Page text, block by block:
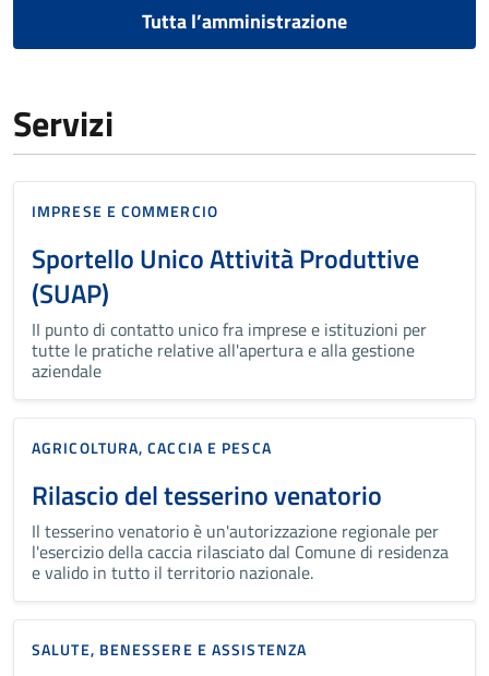
Tutta l’amministrazione
Servizi
IMPRESE E COMMERCIO
Sportello Unico Attività Produttive
(SUAP)
II punto di contatto unico fra imprese e istituzioni per
tutte le pratiche relative all'apertura e alla gestione
aziendale
AGRICOLTURA, CACCIA E PESCA
Rilascio del tesserino venatorio
Il tesserino venatorio è un'autorizzazione regionale per
l'esercizio della caccia rilasciato dal Comune di residenza
e valido in tutto il territorio nazionale.
SALUTE, BENESSERE E ASSISTENZA